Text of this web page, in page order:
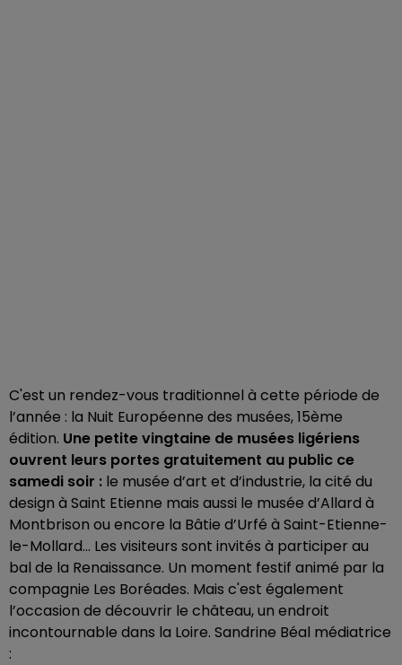
C'est un rendez-vous traditionnel à cette période de
l’année : la Nuit Européenne des musées, 15ème
édition. Une petite vingtaine de musées ligériens
ouvrent leurs portes gratuitement au public ce
samedi soir : le musée d’art et d’industrie, la cité du
design à Saint Etienne mais aussi le musée d’Allard à
Montbrison ou encore la Bâtie d’Urfé à Saint-Etienne-
le-Mollard… Les visiteurs sont invités à participer au
bal de la Renaissance. Un moment festif animé par la
compagnie Les Boréades. Mais c'est également
l’occasion de découvrir le château, un endroit
incontournable dans la Loire. Sandrine Béal médiatrice
: